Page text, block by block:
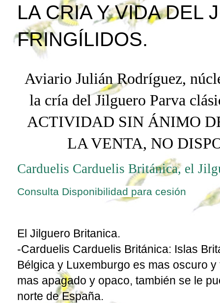
LA CRIA Y VIDA DEL
FRINGÍLIDOS.
Aviario Julián Rodríguez,
la cría del Jilguero Parva
ACTIVIDAD SIN ÁNIMO
LA VENTA, NO
Carduelis Carduelis Británica, el
Consulta Disponibilidad para cesión
El Jilguero Britanica.
-Carduelis Carduelis Británica: Islas
Bélgica y Luxemburgo es mas oscuro
mas apagado y opaco, también se le
norte de España.